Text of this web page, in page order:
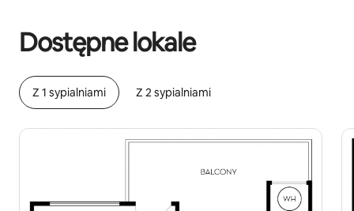
Dostępne lokale
Z 1 sypialniami Z 2 sypialniami